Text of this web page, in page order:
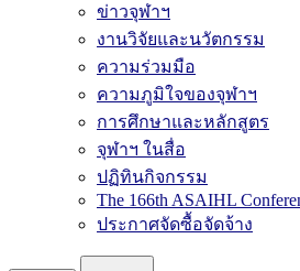
ข่าวจุฬาฯ
งานวิจัยและนวัตกรรม
ความร่วมมือ
ความภูมิใจของจุฬาฯ
การศึกษาและหลักสูตร
จุฬาฯ ในสื่อ
ปฏิทินกิจกรรม
The 166th ASAIHL
ประกาศจัดซื้อจัดจ้าง